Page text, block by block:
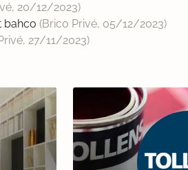
20/12/2023)
bahco (Brico Privé, 05/12/2023)
27/11/2023)